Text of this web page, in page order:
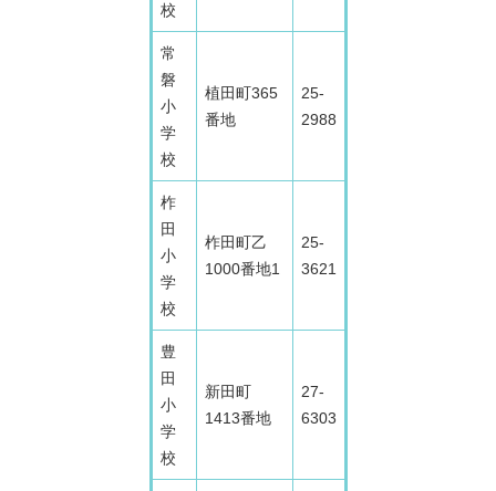
校
常
磐
小
学
校
植田町365
番地
25-
2988
柞
田
小
学
校
柞田町乙
1000番地1
25-
3621
豊
田
小
学
校
新田町
1413番地
27-
6303